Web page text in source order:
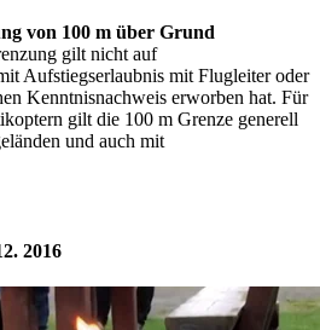
von 100 m über Grund
gilt nicht auf
Aufstiegserlaubnis mit Flugleiter oder
Kenntnisnachweis erworben hat. Für
gilt die 100 m Grenze generell
und auch mit
2016